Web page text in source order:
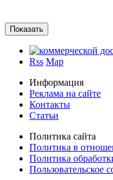
Rss Map
Информация
Реклама на сайте
Контакты
Статьи
Политика сайта
Политика в
Политика
Пользовательское